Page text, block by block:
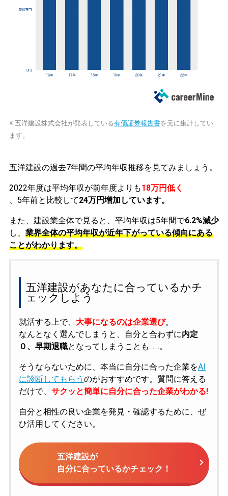
※ 五洋建設株式会社が発表している有価証券報告書を元に集計してい
ます。
五洋建設の過去7年間の平均年収推移を見てみましょう。
2022年度は平均年収が前年度よりも18万円低く
、5年前と比較して24万円増加しています。
また、建設業全体で見ると、平均年収は5年間で6.2%減少
し、 業界全体の平均年収が近年下がっている傾向にある
ことがわかります。
五洋建設があなたに合っているかチ
ェックしよう
就活する上で、 大事になるのは企業選び。
なんとなく選んでしまうと、自分と合わずに内定
０、早期退職となってしまうことも……。
そうならないために、本当に自分に合った企業をAI
に診断してもらう のがおすすめです。質問に答える
だけで、 サクッと簡単に自分に合った企業がわかる!
自分と相性の良い企業を発見・確認するために、ぜ
ひ活用してください。
五洋建設が
自分に合っているかチェック！